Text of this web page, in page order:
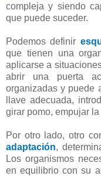
compleja y siendo
que puede suceder.
Podemos definir
que tienen una
aplicarse a
abrir una puerta
organizadas y puede
llave adecuada,
girar pomo, empujar la
Por otro lado, otro
adaptación,
Los organismos
en equilibrio con su